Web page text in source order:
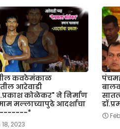
कवठेमंकाळ
आरेवाडी
कोळेकर" ने निर्माण
मल्लाच्यापुढे आदर्शाचा
*
2023